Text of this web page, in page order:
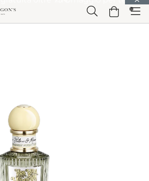
Vai a Contenuto principale
Vai a Piè di